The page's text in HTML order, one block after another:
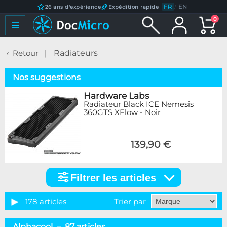
26 ans d'expérience Expédition rapide FR / EN
0
Retour Radiateurs
Nos suggestions
Hardware Labs
Radiateur Black ICE Nemesis
360GTS XFlow - Noir
139,90 €
articles
Catégorie
Filtrer les articles
178 articles Trier par